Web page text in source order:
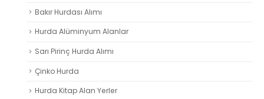
Bakır Hurdası Alımı
Hurda Alüminyum Alanlar
Sarı Pirinç Hurda Alımı
Çinko Hurda
Hurda Kitap Alan Yerler